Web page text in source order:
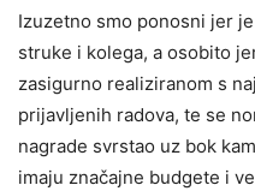
Izuzetno smo ponosni jer
struke i kolega, a osobito
zasigurno realiziranom s
prijavljenih radova, te se
nagrade svrstao uz bok
imaju značajne budgete i